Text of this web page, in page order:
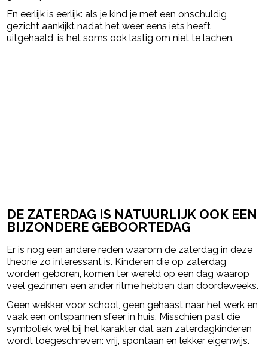
En eerlijk is eerlijk: als je kind je met een onschuldig
gezicht aankijkt nadat het weer eens iets heeft
uitgehaald, is het soms ook lastig om niet te lachen.
DE ZATERDAG IS NATUURLIJK OOK EEN
BIJZONDERE GEBOORTEDAG
Er is nog een andere reden waarom de zaterdag in deze
theorie zo interessant is. Kinderen die op zaterdag
worden geboren, komen ter wereld op een dag waarop
veel gezinnen een ander ritme hebben dan doordeweeks.
Geen wekker voor school, geen gehaast naar het werk en
vaak een ontspannen sfeer in huis. Misschien past die
symboliek wel bij het karakter dat aan zaterdagkinderen
wordt toegeschreven: vrij, spontaan en lekker eigenwijs.